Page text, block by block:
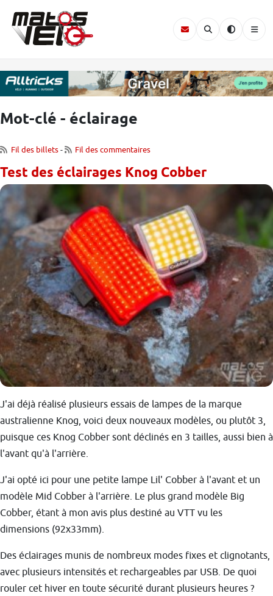
Mot-clé - éclairage
Fil des billets- Fil des commentaires
Test des éclairages Knog Cobber
J'ai déjà réalisé plusieurs essais de lampes de la marque
australienne Knog, voici deux nouveaux modèles, ou plutôt 3,
puisque ces Knog Cobber sont déclinés en 3 tailles, aussi bien à
l'avant qu'à l'arrière.
J'ai opté ici pour une petite lampe Lil' Cobber à l'avant et un
modèle Mid Cobber à l'arrière. Le plus grand modèle Big
Cobber, étant à mon avis plus destiné au VTT vu les
dimensions (92x33mm).
Des éclairages munis de nombreux modes fixes et clignotants,
avec plusieurs intensités et rechargeables par USB. De quoi
rouler cet hiver en toute sécurité durant plusieurs heures ?